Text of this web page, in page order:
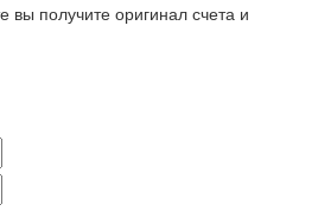
вы получите оригинал счета и